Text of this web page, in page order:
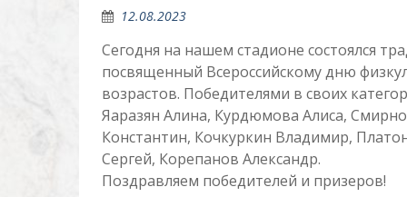
12.08.2023
Сегодня на нашем стадионе состоялся
посвященный Всероссийскому дню
возрастов. Победителями в своих
Яаразян Алина, Курдюмова Алиса,
Константин, Кочкуркин Владимир,
Сергей, Корепанов Александр.
Поздравляем победителей и призеров!